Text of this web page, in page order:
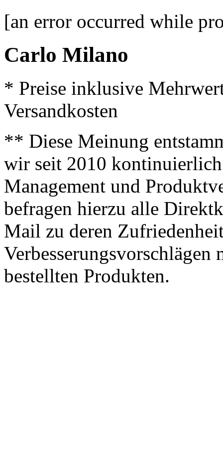
[an error occurred while
Carlo Milano
* Preise inklusive
Versandkosten
** Diese Meinung
wir seit 2010
Management und
befragen hierzu alle
Mail zu deren
bestellten Produkten.